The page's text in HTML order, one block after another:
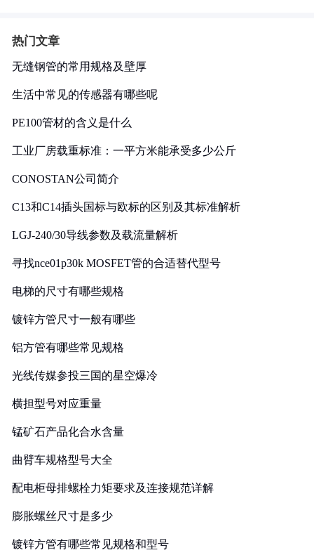
热门文章
无缝钢管的常用规格及壁厚
生活中常见的传感器有哪些呢
PE100管材的含义是什么
工业厂房载重标准：一平方米能承受多少公斤
CONOSTAN公司简介
C13和C14插头国标与欧标的区别及其标准解析
LGJ-240/30导线参数及载流量解析
寻找nce01p30k MOSFET管的合适替代型号
电梯的尺寸有哪些规格
镀锌方管尺寸一般有哪些
铝方管有哪些常见规格
光线传媒参投三国的星空爆冷
横担型号对应重量
锰矿石产品化合水含量
曲臂车规格型号大全
配电柜母排螺栓力矩要求及连接规范详解
膨胀螺丝尺寸是多少
镀锌方管有哪些常见规格和型号